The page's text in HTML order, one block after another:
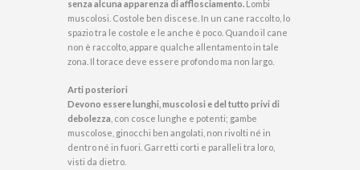
senza alcuna apparenza di afflosciamento. Lombi
muscolosi. Costole ben discese. In un cane raccolto, lo
spazio tra le costole e le anche è poco. Quando il cane
non è raccolto, appare qualche allentamento in tale
zona. Il torace deve essere profondo ma non largo.
Arti posteriori
Devono essere lunghi, muscolosi e del tutto privi di
debolezza , con cosce lunghe e potenti; gambe
muscolose, ginocchi ben angolati, non rivolti né in
dentro né in fuori. Garretti corti e paralleli tra loro,
visti da dietro.